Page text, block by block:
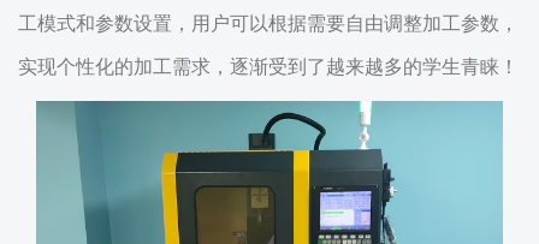
工模式和参数设置，用户可以根据需要自由调整加工参数，
实现个性化的加工需求，逐渐受到了越来越多的学生青睐！